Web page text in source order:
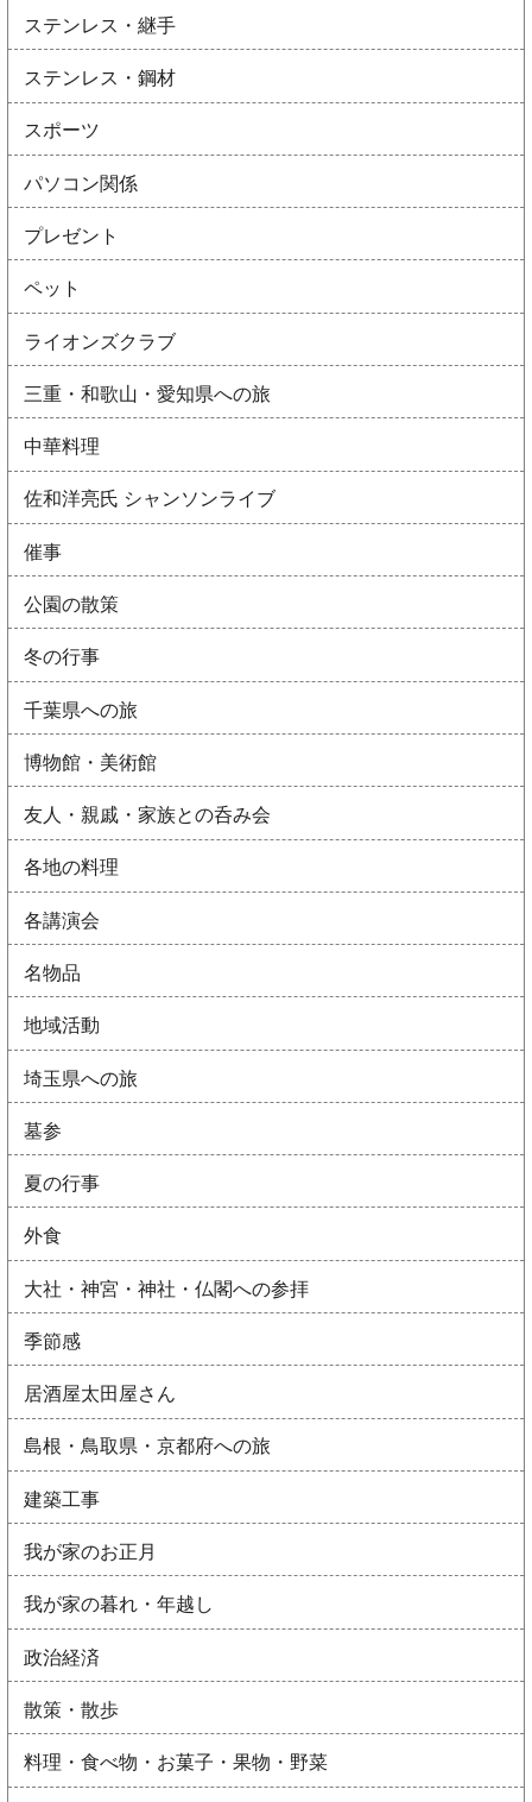
ステンレス・継手
ステンレス・鋼材
スポーツ
パソコン関係
プレゼント
ペット
ライオンズクラブ
三重・和歌山・愛知県への旅
中華料理
佐和洋亮氏 シャンソンライブ
催事
公園の散策
冬の行事
千葉県への旅
博物館・美術館
友人・親戚・家族との呑み会
各地の料理
各講演会
名物品
地域活動
埼玉県への旅
墓参
夏の行事
外食
大社・神宮・神社・仏閣への参拝
季節感
居酒屋太田屋さん
島根・鳥取県・京都府への旅
建築工事
我が家のお正月
我が家の暮れ・年越し
政治経済
散策・散歩
料理・食べ物・お菓子・果物・野菜